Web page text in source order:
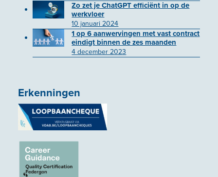
Zo zet je ChatGPT efficiënt in op de
werkvloer
10 januari 2024
1 op 6 aanwervingen met vast contract
eindigt binnen de zes maanden
4 december 2023
Erkenningen